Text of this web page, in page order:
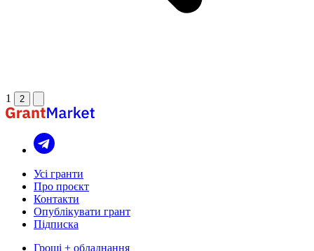
1 2
Усі гранти
Про проєкт
Контакти
Опублікувати грант
Підписка
Гроші + обладнання